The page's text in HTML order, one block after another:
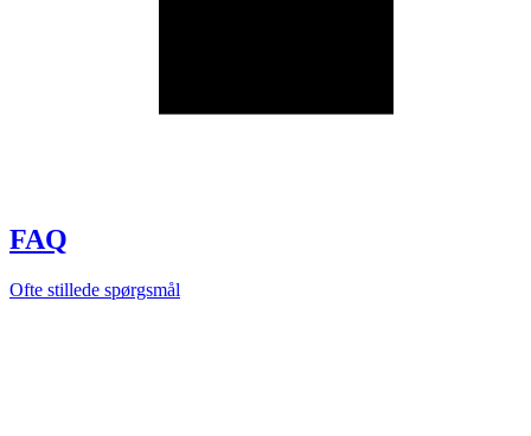
FAQ
Ofte stillede spørgsmål